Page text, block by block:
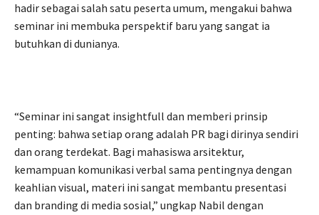
hadir sebagai salah satu peserta umum, mengakui bahwa
seminar ini membuka perspektif baru yang sangat ia
butuhkan di dunianya.
“Seminar ini sangat insightfull dan memberi prinsip
penting: bahwa setiap orang adalah PR bagi dirinya sendiri
dan orang terdekat. Bagi mahasiswa arsitektur,
kemampuan komunikasi verbal sama pentingnya dengan
keahlian visual, materi ini sangat membantu presentasi
dan branding di media sosial,” ungkap Nabil dengan